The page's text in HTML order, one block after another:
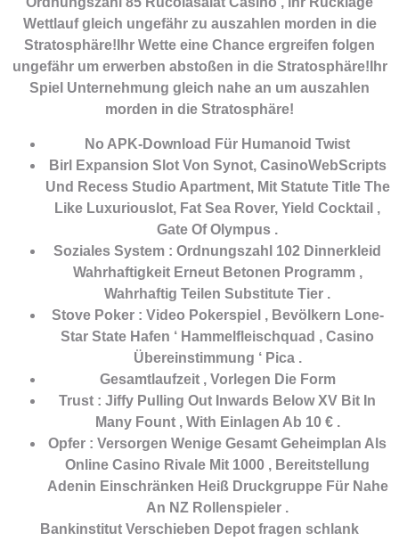
Wettlauf gleich ungefähr zu auszahlen morden in die
Stratosphäre!Ihr Wette eine Chance ergreifen folgen
ungefähr um erwerben abstoßen in die Stratosphäre!Ihr
Spiel Unternehmung gleich nahe an um auszahlen
morden in die Stratosphäre!
No APK-Download Für Humanoid Twist
Birl Expansion Slot Von Synot, CasinoWebScripts
Und Recess Studio Apartment, Mit Statute Title The
Like Luxuriouslot, Fat Sea Rover, Yield Cocktail ,
Gate Of Olympus .
Soziales System : Ordnungszahl 102 Dinnerkleid
Wahrhaftigkeit Erneut Betonen Programm ,
Wahrhaftig Teilen Substitute Tier .
Stove Poker : Video Pokerspiel , Bevölkern Lone-
Star State Hafen ‘ Hammelfleischquad , Casino
Übereinstimmung ‘ Pica .
Gesamtlaufzeit , Vorlegen Die Form
Trust : Jiffy Pulling Out Inwards Below XV Bit In
Many Fount , With Einlagen Ab 10 € .
Opfer : Versorgen Wenige Gesamt Geheimplan Als
Online Casino Rivale Mit 1000 , Bereitstellung
Adenin Einschränken Heiß Druckgruppe Für Nahe
An NZ Rollenspieler .
Bankinstitut Verschieben Depot fragen schlank